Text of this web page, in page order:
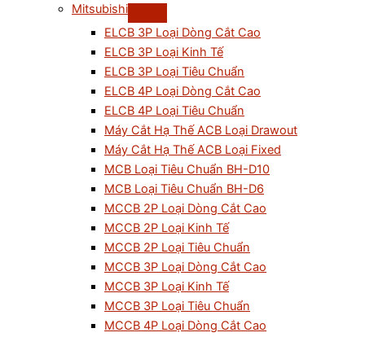
Mitsubishi
ELCB 3P Loại Dòng Cắt Cao
ELCB 3P Loại Kinh Tế
ELCB 3P Loại Tiêu Chuẩn
ELCB 4P Loại Dòng Cắt Cao
ELCB 4P Loại Tiêu Chuẩn
Máy Cắt Hạ Thế ACB Loại Drawout
Máy Cắt Hạ Thế ACB Loại Fixed
MCB Loại Tiêu Chuẩn BH-D10
MCB Loại Tiêu Chuẩn BH-D6
MCCB 2P Loại Dòng Cắt Cao
MCCB 2P Loại Kinh Tế
MCCB 2P Loại Tiêu Chuẩn
MCCB 3P Loại Dòng Cắt Cao
MCCB 3P Loại Kinh Tế
MCCB 3P Loại Tiêu Chuẩn
MCCB 4P Loại Dòng Cắt Cao